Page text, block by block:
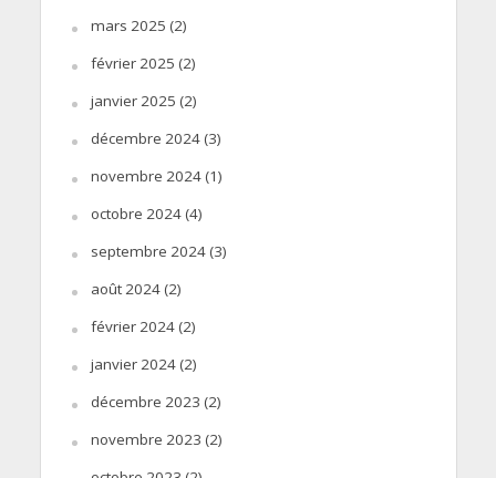
mars 2025 (2)
février 2025 (2)
janvier 2025 (2)
décembre 2024(3)
novembre 2024(1)
octobre 2024(4)
septembre 2024(3)
août 2024(2)
février 2024(2)
janvier 2024(2)
décembre 2023 (2)
novembre 2023 (2)